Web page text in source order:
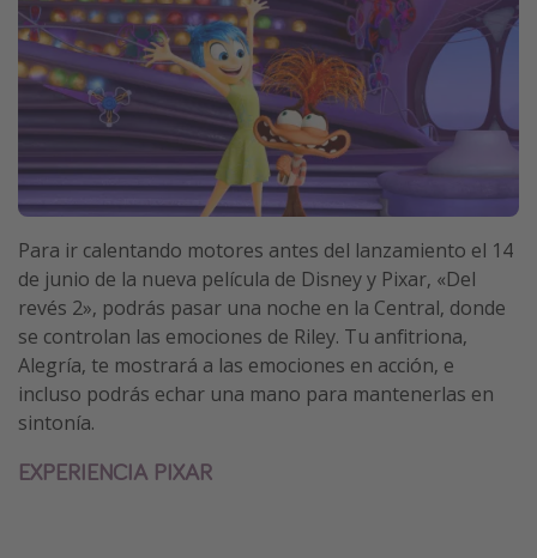
Para ir calentando motores antes del lanzamiento el 14
de junio de la nueva película de Disney y Pixar, «Del
revés 2», podrás pasar una noche en la Central, donde
se controlan las emociones de Riley. Tu anfitriona,
Alegría, te mostrará a las emociones en acción, e
incluso podrás echar una mano para mantenerlas en
sintonía.
EXPERIENCIA PIXAR